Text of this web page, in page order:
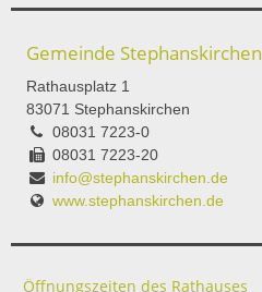
Gemeinde Stephanskirchen
Rathausplatz 1
83071 Stephanskirchen
08031 7223-0
08031 7223-20
info@stephanskirchen.de
www.stephanskirchen.de
Öffnungszeiten des Rathauses